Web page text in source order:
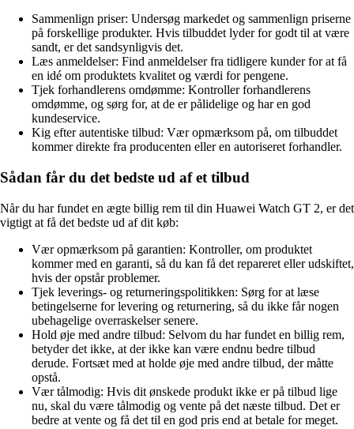
Sammenlign priser: Undersøg markedet og sammenlign priserne
på forskellige produkter. Hvis tilbuddet lyder for godt til at være
sandt, er det sandsynligvis det.
Læs anmeldelser: Find anmeldelser fra tidligere kunder for at få
en idé om produktets kvalitet og værdi for pengene.
Tjek forhandlerens omdømme: Kontroller forhandlerens
omdømme, og sørg for, at de er pålidelige og har en god
kundeservice.
Kig efter autentiske tilbud: Vær opmærksom på, om tilbuddet
kommer direkte fra producenten eller en autoriseret forhandler.
Sådan får du det bedste ud af et tilbud
Når du har fundet en ægte billig rem til din Huawei Watch GT 2, er det
vigtigt at få det bedste ud af dit køb:
Vær opmærksom på garantien: Kontroller, om produktet
kommer med en garanti, så du kan få det repareret eller udskiftet,
hvis der opstår problemer.
Tjek leverings- og returneringspolitikken: Sørg for at læse
betingelserne for levering og returnering, så du ikke får nogen
ubehagelige overraskelser senere.
Hold øje med andre tilbud: Selvom du har fundet en billig rem,
betyder det ikke, at der ikke kan være endnu bedre tilbud
derude. Fortsæt med at holde øje med andre tilbud, der måtte
opstå.
Vær tålmodig: Hvis dit ønskede produkt ikke er på tilbud lige
nu, skal du være tålmodig og vente på det næste tilbud. Det er
bedre at vente og få det til en god pris end at betale for meget.